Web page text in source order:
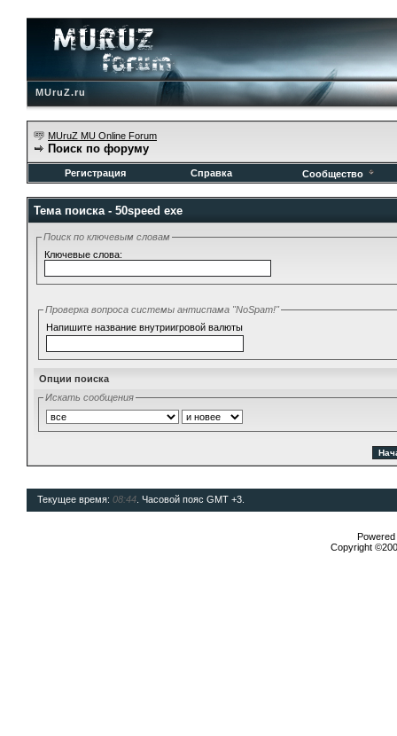
MUruZ.ru
MUruZ MU Online Forum
Поиск по форуму
Регистрация Справка Сообщество
Тема поиска - 50speed exe
Поиск по ключевым словам
Ключевые слова:
Проверка вопроса системы антиспама "NoSpam!"
Напишите название внутриигровой валюты
Опции поиска
Искать сообщения
Текущее время: 08:44 . Часовой пояс GMT +3.
Copyright